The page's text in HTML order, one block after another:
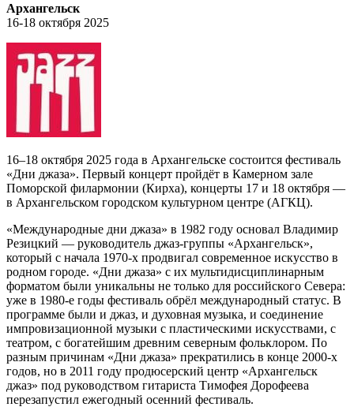
Архангельск
16-18 октября 2025
16–18 октября 2025 года в Архангельске состоится фестиваль
«Дни джаза». Первый концерт пройдёт в Камерном зале
Поморской филармонии (Кирха), концерты 17 и 18 октября —
в Архангельском городском культурном центре (АГКЦ).
«Международные дни джаза» в 1982 году основал Владимир
Резицкий — руководитель джаз-группы «Архангельск»,
который с начала 1970-х продвигал современное искусство в
родном городе. «Дни джаза» с их мультидисциплинарным
форматом были уникальны не только для российского Севера:
уже в 1980-е годы фестиваль обрёл международный статус. В
программе были и джаз, и духовная музыка, и соединение
импровизационной музыки с пластическими искусствами, с
театром, с богатейшим древним северным фольклором. По
разным причинам «Дни джаза» прекратились в конце 2000-х
годов, но в 2011 году продюсерский центр «Архангельск
джаз» под руководством гитариста Тимофея Дорофеева
перезапустил ежегодный осенний фестиваль.